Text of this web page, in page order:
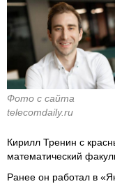
Фото с сайта
telecomdaily.ru
Кирилл Тренин с
математический
Ранее он работал в